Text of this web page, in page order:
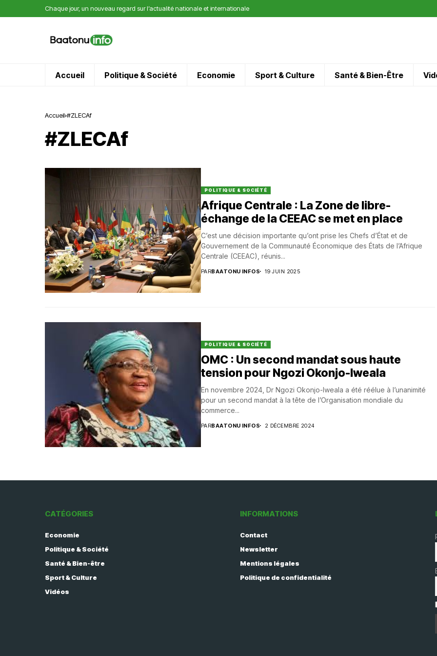
Chaque jour, un nouveau regard sur l’actualité nationale et internationale
Accueil Politique & Société Economie Sport & Culture Santé & Bien-Être
Accueil #ZLECAf
#ZLECAf
POLITIQUE & SOCIÉTÉ
Afrique Centrale : La Zone de libre-
échange de la CEEAC se met en place
C’est une décision importante qu’ont prise les Chefs d’État et de
Gouvernement de la Communauté Économique des États de l’Afrique
Centrale (CEEAC), réunis...
PARBAATONU INFOS 19 JUIN 2025
POLITIQUE & SOCIÉTÉ
OMC : Un second mandat sous haute
tension pour Ngozi Okonjo-Iweala
En novembre 2024, Dr Ngozi Okonjo-Iweala a été réélue à l’unanimité
pour un second mandat à la tête de l’Organisation mondiale du
commerce...
PARBAATONU INFOS 2 DÉCEMBRE 2024
CATÉGORIES
Economie
Politique & Société
Santé & Bien-être
Sport & Culture
Vidéos
INFORMATIONS
Contact
Newsletter
Mentions légales
Politique de confidentialité